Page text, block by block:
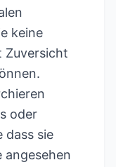
keine
Zuversicht
oder
dass sie
angesehen